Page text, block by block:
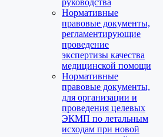
руководства
Нормативные
правовые документы,
регламентирующие
проведение
экспертизы качества
медицинской помощи
Нормативные
правовые документы,
для организации и
проведения целевых
ЭКМП по летальным
исходам при новой